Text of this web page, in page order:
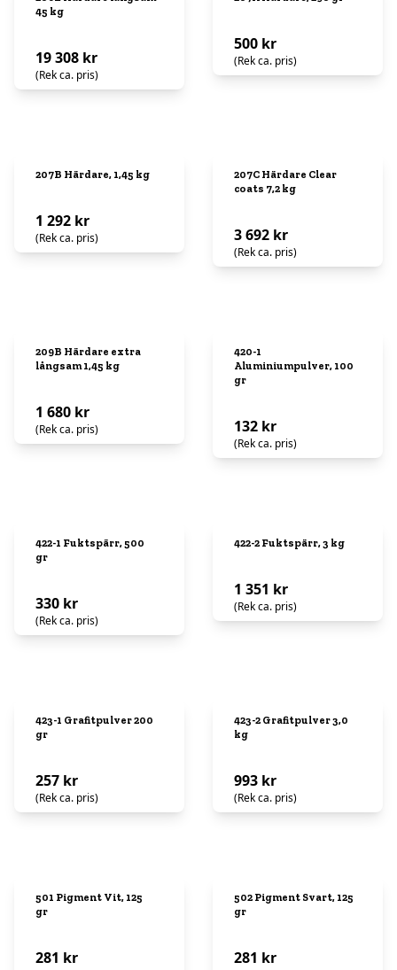
45 kg
19 308 kr
(Rek ca. pris)
500 kr
(Rek ca. pris)
207B Härdare, 1,45 kg
1 292 kr
(Rek ca. pris)
207C Härdare Clear
coats 7,2 kg
3 692 kr
(Rek ca. pris)
209B Härdare extra
långsam 1,45 kg
1 680 kr
(Rek ca. pris)
420-1
Aluminiumpulver, 100
gr
132 kr
(Rek ca. pris)
422-1 Fuktspärr, 500
gr
330 kr
(Rek ca. pris)
422-2 Fuktspärr, 3 kg
1 351 kr
(Rek ca. pris)
423-1 Grafitpulver 200
gr
257 kr
(Rek ca. pris)
423-2 Grafitpulver 3,0
kg
993 kr
(Rek ca. pris)
501 Pigment Vit, 125
gr
281 kr
502 Pigment Svart, 125
gr
281 kr